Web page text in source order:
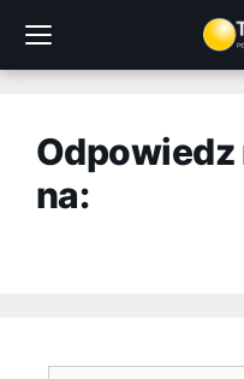
treści
Odpowiedz
na: